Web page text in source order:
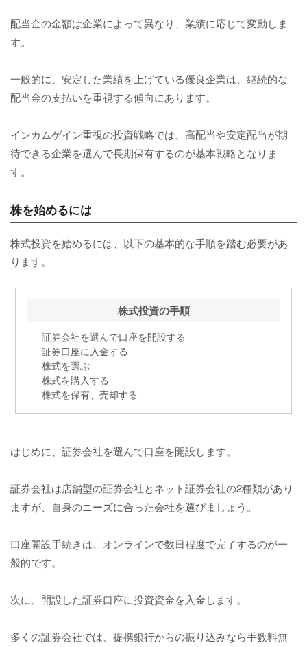
配当金の金額は企業によって異なり、業績に応じて変動しま
す。
一般的に、安定した業績を上げている優良企業は、継続的な
配当金の支払いを重視する傾向にあります。
インカムゲイン重視の投資戦略では、高配当や安定配当が期
待できる企業を選んで長期保有するのが基本戦略となりま
す。
株を始めるには
株式投資を始めるには、以下の基本的な手順を踏む必要があ
ります。
株式投資の手順
証券会社を選んで口座を開設する
証券口座に入金する
株式を選ぶ
株式を購入する
株式を保有、売却する
はじめに、証券会社を選んで口座を開設します。
証券会社は店舗型の証券会社とネット証券会社の2種類があり
ますが、自身のニーズに合った会社を選びましょう。
口座開設手続きは、オンラインで数日程度で完了するのが一
般的です。
次に、開設した証券口座に投資資金を入金します。
多くの証券会社では、提携銀行からの振り込みなら手数料無